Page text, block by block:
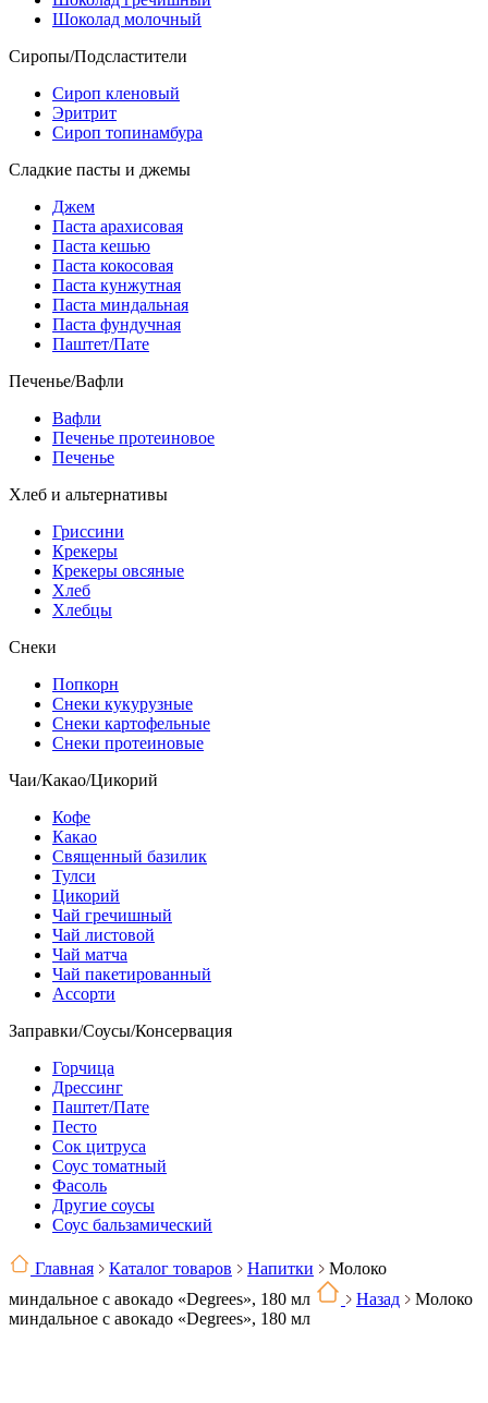
Шоколад молочный
Сиропы/Подсластители
Сироп кленовый
Эритрит
Сироп топинамбура
Сладкие пасты и джемы
Джем
Паста арахисовая
Паста кешью
Паста кокосовая
Паста кунжутная
Паста миндальная
Паста фундучная
Паштет/Пате
Печенье/Вафли
Вафли
Печенье протеиновое
Печенье
Хлеб и альтернативы
Гриссини
Крекеры
Крекеры овсяные
Хлеб
Хлебцы
Снеки
Попкорн
Снеки кукурузные
Снеки картофельные
Снеки протеиновые
Чаи/Какао/Цикорий
Кофе
Какао
Священный базилик
Тулси
Цикорий
Чай гречишный
Чай листовой
Чай матча
Чай пакетированный
Ассорти
Заправки/Соусы/Консервация
Горчица
Дрессинг
Паштет/Пате
Песто
Сок цитруса
Соус томатный
Фасоль
Другие соусы
Соус бальзамический
Главная Каталог товаров Напитки
Молоко
миндальное с авокадо «Degrees», 180 мл
Назад
Молоко
миндальное с авокадо «Degrees», 180 мл